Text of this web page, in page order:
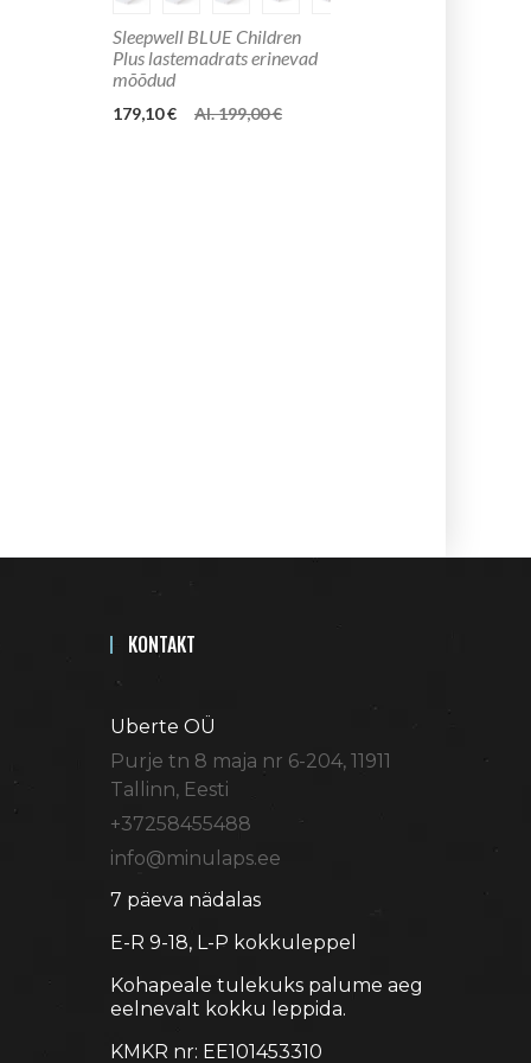
Sleepwell BLUE Children
Plus lastemadrats erinevad
mõõdud
179,10 € Al. 199,00 €
KONTAKT
Uberte OÜ
Purje tn 8 maja nr 6-204, 11911
Tallinn, Eesti
+37258455488
info@minulaps.ee
7 päeva nädalas
E-R 9-18, L-P kokkuleppel
Kohapeale tulekuks palume aeg
eelnevalt kokku leppida.
KMKR nr: EE101453310